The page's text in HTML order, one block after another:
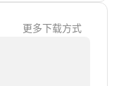
更多下载方式